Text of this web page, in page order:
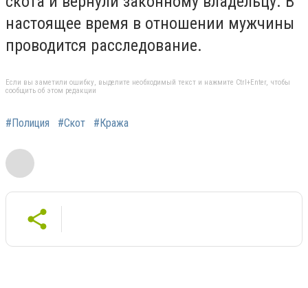
настоящее время в отношении мужчины
проводится расследование.
Если вы заметили ошибку, выделите необходимый текст и нажмите Ctrl+Enter, чтобы
сообщить об этом редакции
#Полиция #Скот #Кража